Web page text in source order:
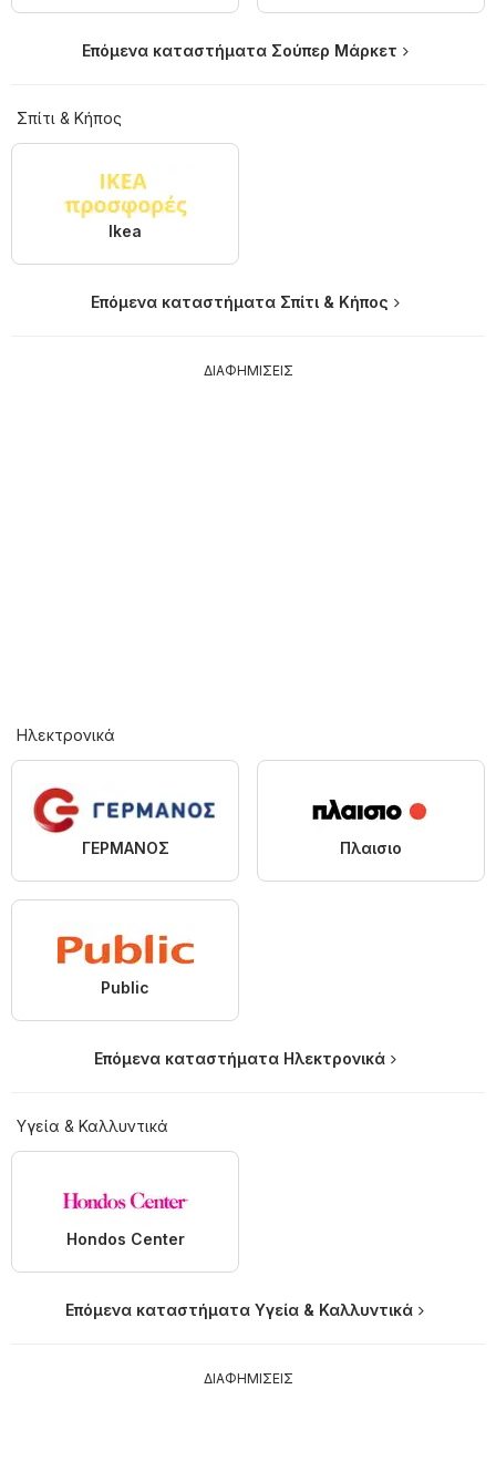
Επόμενα καταστήματα Σούπερ Μάρκετ
Σπίτι & Κήπος
Ikea
Επόμενα καταστήματα Σπίτι & Κήπος
ΔΙΑΦΗΜΙΣΕΙΣ
Hλεκτρονικά
ΓΕΡΜΑΝΟΣ Πλαισιο
Public
Επόμενα καταστήματα Hλεκτρονικά
Υγεία & Καλλυντικά
Hondos Center
Επόμενα καταστήματα Υγεία & Καλλυντικά
ΔΙΑΦΗΜΙΣΕΙΣ